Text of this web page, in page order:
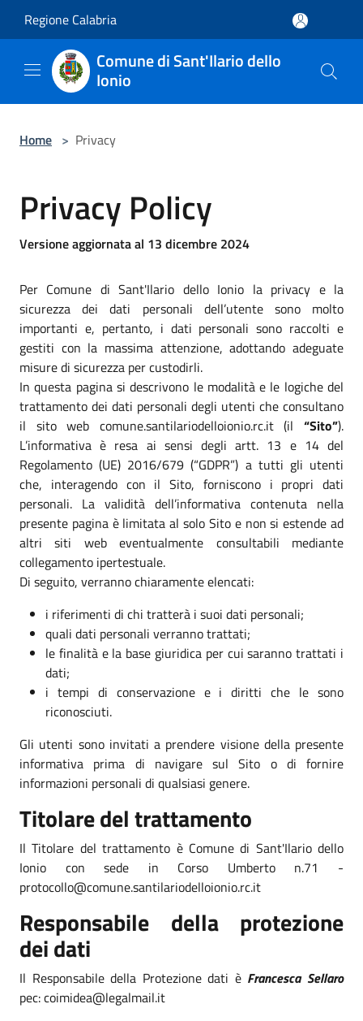
Regione Calabria
Comune di Sant'Ilario dello
Ionio
Home > Privacy
Privacy Policy
Versione aggiornata al 13 dicembre 2024
Per Comune di Sant'Ilario dello Ionio la privacy e la
sicurezza dei dati personali dell’utente sono molto
importanti e, pertanto, i dati personali sono raccolti e
gestiti con la massima attenzione, adottando adeguate
misure di sicurezza per custodirli.
In questa pagina si descrivono le modalità e le logiche del
trattamento dei dati personali degli utenti che consultano
il sito web comune.santilariodelloionio.rc.it (il “Sito”).
L’informativa è resa ai sensi degli artt. 13 e 14 del
Regolamento (UE) 2016/679 (“GDPR”) a tutti gli utenti
che, interagendo con il Sito, forniscono i propri dati
personali. La validità dell’informativa contenuta nella
presente pagina è limitata al solo Sito e non si estende ad
altri siti web eventualmente consultabili mediante
collegamento ipertestuale.
Di seguito, verranno chiaramente elencati:
i riferimenti di chi tratterà i suoi dati personali;
quali dati personali verranno trattati;
le finalità e la base giuridica per cui saranno trattati i
dati;
i tempi di conservazione e i diritti che le sono
riconosciuti.
Gli utenti sono invitati a prendere visione della presente
informativa prima di navigare sul Sito o di fornire
informazioni personali di qualsiasi genere.
Titolare del trattamento
Il Titolare del trattamento è Comune di Sant'Ilario dello
Ionio con sede in Corso Umberto n.71 -
protocollo@comune.santilariodelloionio.rc.it
Responsabile della protezione
dei dati
Il Responsabile della Protezione dati è Francesca Sellaro
pec: coimidea@legalmail.it